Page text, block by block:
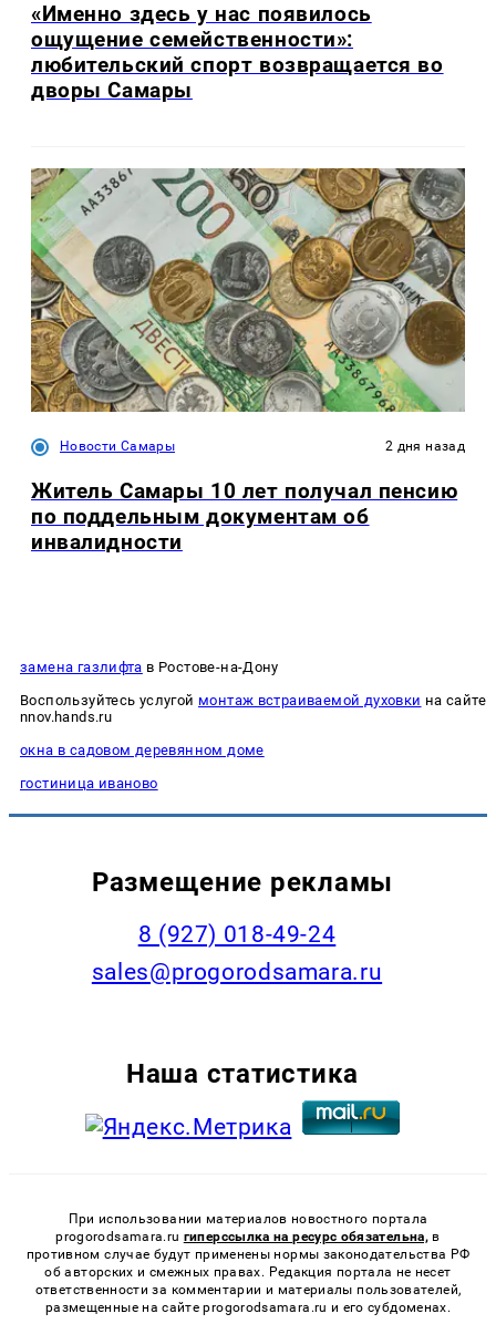
«Именно здесь у нас появилось
ощущение семейственности»:
любительский спорт возвращается во
дворы Самары
Новости Самары 2 дня назад
Житель Самары 10 лет получал пенсию
по поддельным документам об
инвалидности
замена газлифта в Ростове-на-Дону
Воспользуйтесь услугой монтаж встраиваемой духовки на сайте
nnov.hands.ru
окна в садовом деревянном доме
гостиница иваново
Размещение рекламы
8 (927) 018-49-24
sales@progorodsamara.ru
Наша статистика
При использовании материалов новостного портала
progorodsamara.ru гиперссылка на ресурс обязательна, в
противном случае будут применены нормы законодательства РФ
об авторских и смежных правах. Редакция портала не несет
ответственности за комментарии и материалы пользователей,
размещенные на сайте progorodsamara.ru и его субдоменах.